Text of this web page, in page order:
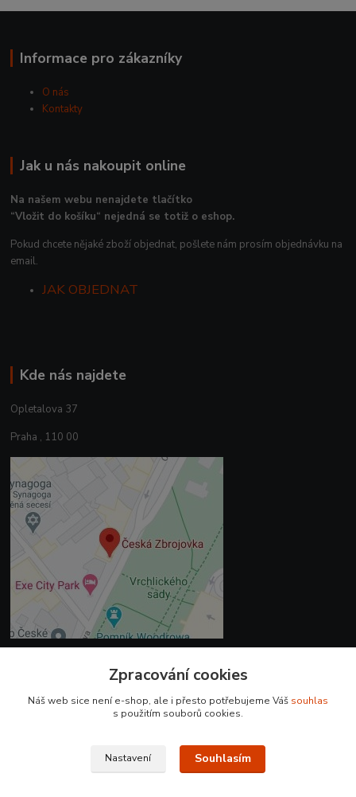
Informace pro zákazníky
O nás
Kontakty
Jak u nás nakoupit online
Na našem webu nenajdete tlačítko
“Vložit do košíku“ nejedná se totiž o eshop.
Pokud chcete nějaké zboží objednat, pošlete nám prosím objednávku na
email.
JAK OBJEDNAT
Kde nás najdete
Opletalova 37
Praha , 110 00
+420 225 375 800
Zpracování cookies
Náš web sice není e-shop, ale i přesto potřebujeme Váš souhlas
s použitím souborů cookies.
Nastavení Souhlasím